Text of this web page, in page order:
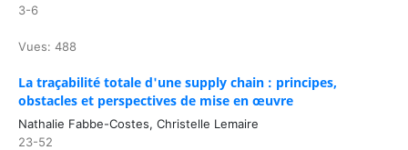
3-6
Vues: 488
La traçabilité totale d'une supply chain : principes,
obstacles et perspectives de mise en œuvre
Nathalie Fabbe-Costes, Christelle Lemaire
23-52